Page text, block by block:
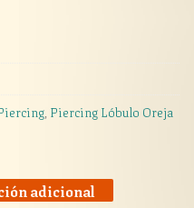
Piercing Lóbulo Oreja
adicional